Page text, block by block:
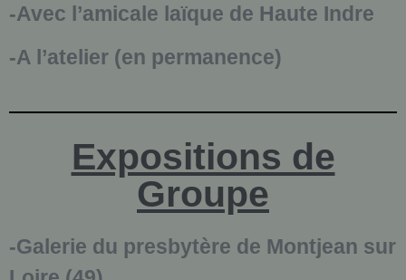
-Avec l’amicale laïque de Haute Indre
-A l’atelier (en permanence)
Expositions de
Groupe
-Galerie du presbytère de Montjean sur